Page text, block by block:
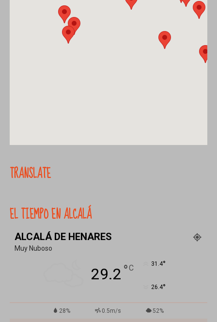
TRANSLATE
EL TIEMPO EN ALCALÁ
ALCALÁ DE HENARES
Muy Nuboso
29.2 °C 31.4°
26.4°
28% 0.5m/s 52%